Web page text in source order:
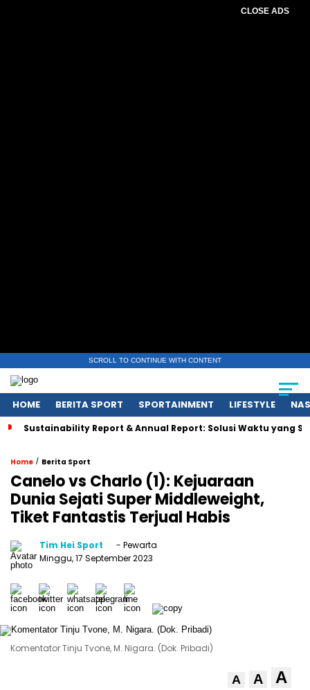
CLOSE ADS
SCROLL TO CONTINUE WITH CONTENT
HOME BERITA SPORT SPORTAINMENT LIFESTYLE
Sustainability Report & Annual Report: Solusi Waktu yang
Home / Berita Sport
Canelo vs Charlo (1): Kejuaraan
Dunia Sejati Super Middleweight,
Tiket Fantastis Terjual Habis
Tim Hei Sport
- Pewarta
Minggu, 17 September 2023
Komentator Tinju Tvone, M. Nigara. (Dok. Pribadi)
A A A